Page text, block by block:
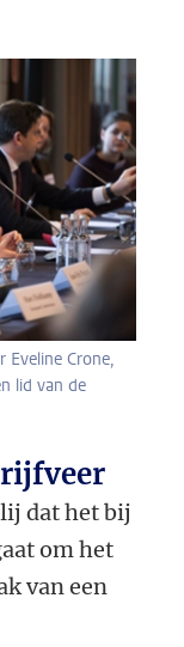
Crone,
lid van de
dat het bij
om het
van een